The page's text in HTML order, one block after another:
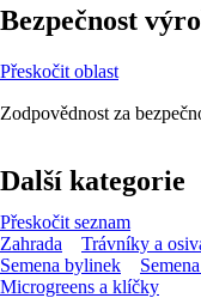
Bezpečnost
Přeskočit oblast
Zodpovědnost za
Další kategorie
Přeskočit seznam
Zahrada
Trávníky a
Semena bylinek
Microgreens a klíčky